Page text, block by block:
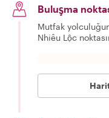
Buluşma
Mutfak
Nhiêu Lộc